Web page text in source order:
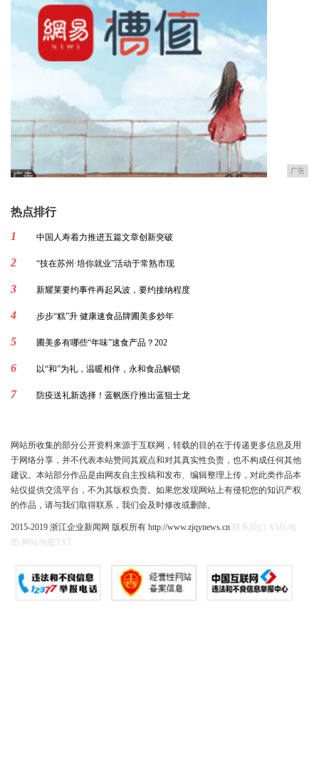
广告
热点排行
1
中国人寿着力推进五篇文章创新突破
2 “技在苏州·培你就业”活动于常熟市现
3 新耀莱要约事件再起风波，要约接纳程度
4 步步“糕”升 健康速食品牌圃美多炒年
5 圃美多有哪些“年味”速食产品？202
6 以“和”为礼，温暖相伴，永和食品解锁
7 防疫送礼新选择！蓝帆医疗推出蓝狙士龙
网站所收集的部分公开资料来源于互联网，转载的目的在于传递更多信息及用
于网络分享，并不代表本站赞同其观点和对其真实性负责，也不构成任何其他
建议。本站部分作品是由网友自主投稿和发布、编辑整理上传，对此类作品本
站仅提供交流平台，不为其版权负责。如果您发现网站上有侵犯您的知识产权
的作品，请与我们取得联系，我们会及时修改或删除。
2015-2019 浙江企业新闻网 版权所有 http://www.zjqynews.cn 联系我们
XML地
图
网站地图 TXT